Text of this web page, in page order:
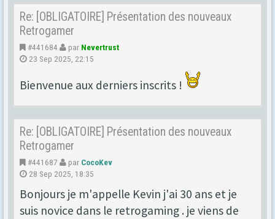
Re: [OBLIGATOIRE] Présentation des nouveaux
Retrogamer
#441684 par Nevertrust
23 Sep 2025, 22:15
Bienvenue aux derniers inscrits !
Re: [OBLIGATOIRE] Présentation des nouveaux
Retrogamer
#441687 par CocoKev
28 Sep 2025, 18:35
Bonjours je m'appelle Kevin j'ai 30 ans et je
suis novice dans le retrogaming . je viens de